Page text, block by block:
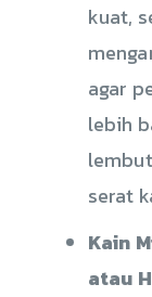
kuat,
agar
lebih
serat
Kain
atau